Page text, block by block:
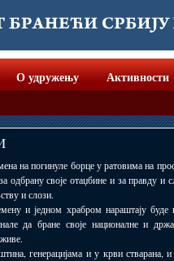
О удружењу Активности
на погинуле борце у ратовима на
одбрану своје отаџбине и за правду и
и слози.
и једном храбром нараштају
да бране своје националне и
генерацијама и у крви